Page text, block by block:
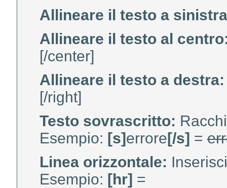
Allineare il testo a
Allineare il testo al
[/center]
Allineare il testo a destra:
[/right]
Testo sovrascritto:
Esempio: [s]errore[/s] =
Linea orizzontale:
Esempio: [hr] =